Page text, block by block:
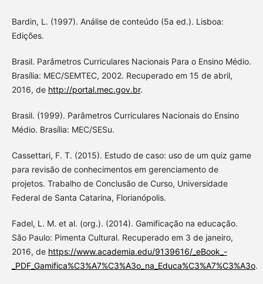
Bardin, L. (1997). Análise de conteúdo (5a ed.). Lisboa:
Edições.
Brasil. Parâmetros Curriculares Nacionais Para o Ensino Médio.
Brasília: MEC/SEMTEC, 2002. Recuperado em 15 de abril,
2016, de http://portal.mec.gov.br.
Brasil. (1999). Parâmetros Curriculares Nacionais do Ensino
Médio. Brasília: MEC/SESu.
Cassettari, F. T. (2015). Estudo de caso: uso de um quiz game
para revisão de conhecimentos em gerenciamento de
projetos. Trabalho de Conclusão de Curso, Universidade
Federal de Santa Catarina, Florianópolis.
Fadel, L. M. et al. (org.). (2014). Gamificação na educação.
São Paulo: Pimenta Cultural. Recuperado em 3 de janeiro,
2016, de https://www.academia.edu/9139616/_eBook_-
_PDF_Gamifica%C3%A7%C3%A3o_na_Educa%C3%A7%C3%A3o.